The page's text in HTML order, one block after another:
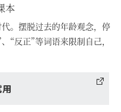
本
。摆脱过去的年龄观念，停
“反正”等词语来限制自己，